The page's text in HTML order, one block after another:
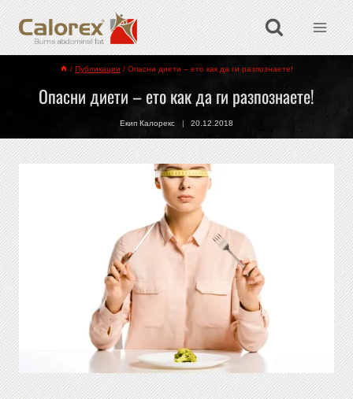
/ Публикации / Опасни диети – ето как да ги разпознаете!
Опасни диети – ето как да ги разпознаете!
Екип Калорекс 20.12.2018